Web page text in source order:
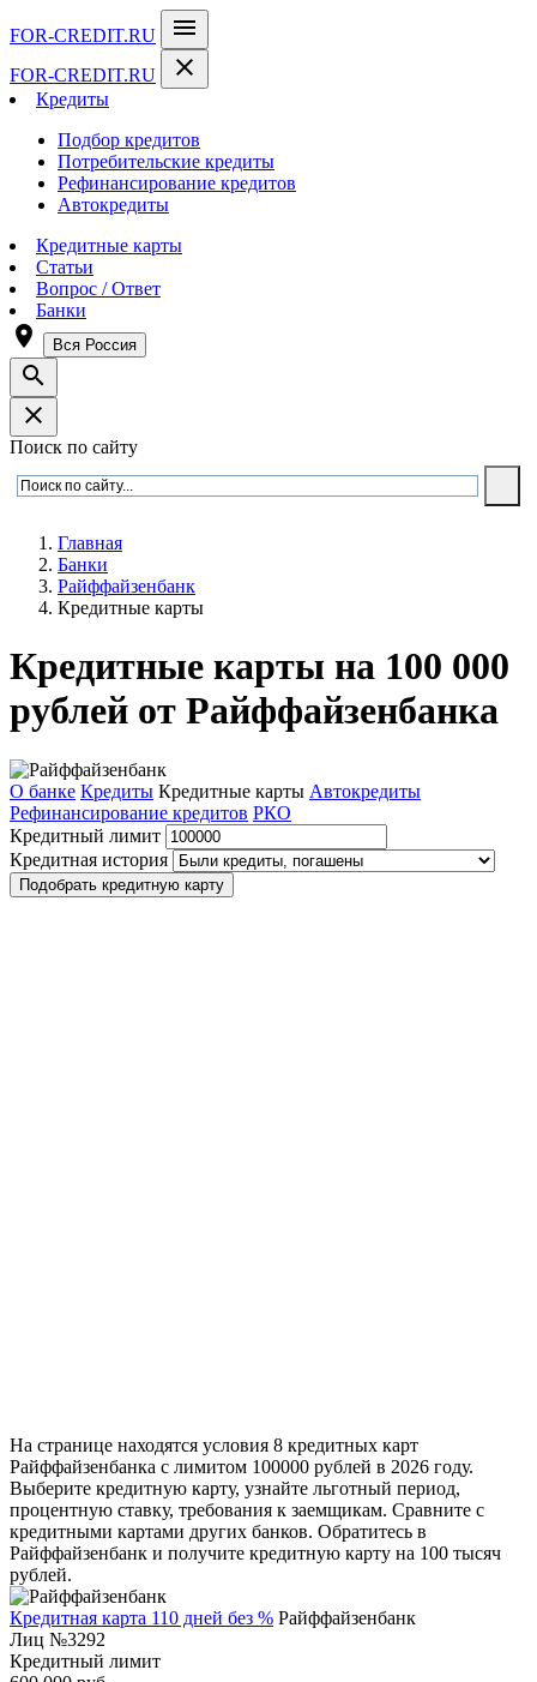
FOR-CREDIT.RU menu
FOR-CREDIT.RU close
Кредиты
Подбор кредитов
Потребительские кредиты
Рефинансирование кредитов
Автокредиты
Кредитные карты
Статьи
Вопрос / Ответ
Банки
room Вся Россия
search
close
Поиск по сайту
Главная
Банки
Райффайзенбанк
Кредитные карты
Кредитные карты на 100 000
рублей от Райффайзенбанка
О банке Кредиты Кредитные карты Автокредиты
Рефинансирование кредитов РКО
Кредитный лимит
Кредитная история
Подобрать кредитную карту
На странице находятся условия 8 кредитных карт
Райффайзенбанка с лимитом 100000 рублей в 2026 году.
Выберите кредитную карту, узнайте льготный период,
процентную ставку, требования к заемщикам. Сравните с
кредитными картами других банков. Обратитесь в
Райффайзенбанк и получите кредитную карту на 100 тысяч
рублей.
Кредитная карта 110 дней без % Райффайзенбанк
Лиц №3292
Кредитный лимит